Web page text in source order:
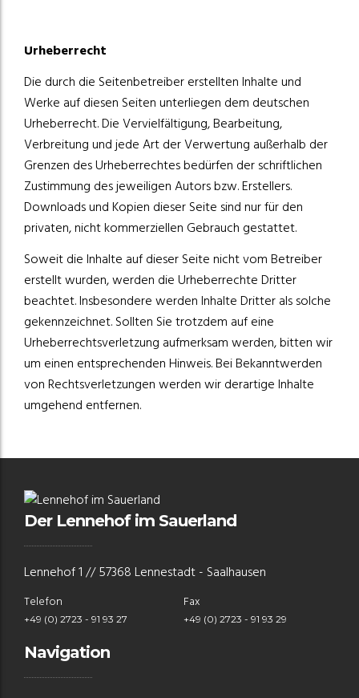
Urheberrecht
Die durch die Seitenbetreiber erstellten Inhalte und
Werke auf diesen Seiten unterliegen dem deutschen
Urheberrecht. Die Vervielfältigung, Bearbeitung,
Verbreitung und jede Art der Verwertung außerhalb der
Grenzen des Urheberrechtes bedürfen der schriftlichen
Zustimmung des jeweiligen Autors bzw. Erstellers.
Downloads und Kopien dieser Seite sind nur für den
privaten, nicht kommerziellen Gebrauch gestattet.
Soweit die Inhalte auf dieser Seite nicht vom Betreiber
erstellt wurden, werden die Urheberrechte Dritter
beachtet. Insbesondere werden Inhalte Dritter als solche
gekennzeichnet. Sollten Sie trotzdem auf eine
Urheberrechtsverletzung aufmerksam werden, bitten wir
um einen entsprechenden Hinweis. Bei Bekanntwerden
von Rechtsverletzungen werden wir derartige Inhalte
umgehend entfernen.
Der Lennehof im Sauerland
Lennehof 1 // 57368 Lennestadt - Saalhausen
Telefon
+49 (0) 2723 - 91 93 27
Fax
+49 (0) 2723 - 91 93 29
Navigation